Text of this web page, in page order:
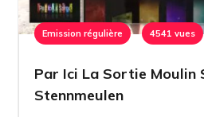
Emission régulière 4541 vues
Par Ici La Sortie Moulin
Stennmeulen